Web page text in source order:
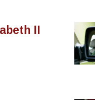
II